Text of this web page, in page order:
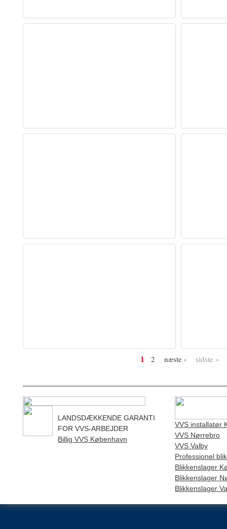
1 2 næste › sidste »
LANDSDÆKKENDE GARANTI
FOR VVS-ARBEJDER
Billig VVS København
VVS installatør
VVS Nørrebro
VVS Valby
Professionel
Blikkenslager
Blikkenslager
Blikkenslager